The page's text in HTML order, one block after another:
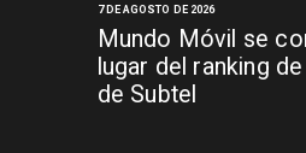
Mundo Móvil se
lugar del ranking
de Subtel
7 DE AGOSTO DE 2026